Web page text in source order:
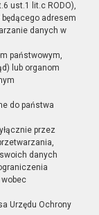
ust.1 lit.c RODO),
adresem
danych w
państwowym,
lub organom
do państwa
przez
danych
Urzędu Ochrony